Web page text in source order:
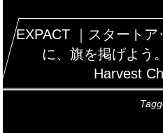
EXPACT ｜スタート
に、旗を掲げよう
Harvest